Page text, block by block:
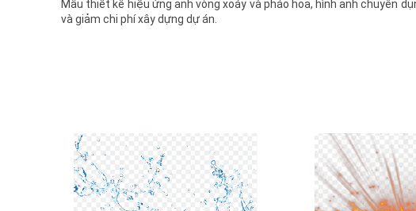
Mẫu thiết kế hiệu ứng ảnh vòng xoáy và pháo hoa, hình ảnh chuyên
và giảm chi phí xây dựng dự án.